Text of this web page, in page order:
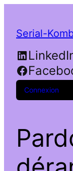
Serial-
Connexion